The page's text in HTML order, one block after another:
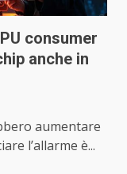
consumer
anche in
aumentare
l’allarme è...